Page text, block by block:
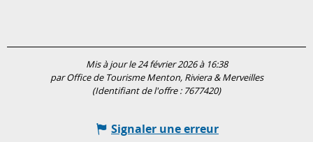
Mis à jour le 24 février 2026 à 16:38
par Office de Tourisme Menton, Riviera & Merveilles
(Identifiant de l'offre : 7677420)
Signaler une erreur